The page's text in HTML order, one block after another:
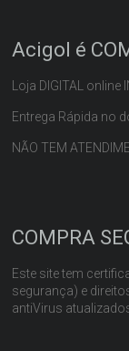
Acigol é
Loja DIGITAL online
Entrega Rápida no
NÃO TEM
COMPRA
Este site tem
segurança) e
antiVirus